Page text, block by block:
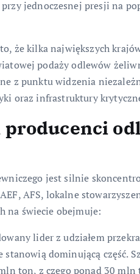
jednoczesnej presji na
że kilka największych
podaży odlewów
z punktu widzenia
oraz infrastruktury
jest silnie
AFS, lokalne
na świecie obejmuje:
lider z udziałem
dominującą część.
ton, z czego ponad 30